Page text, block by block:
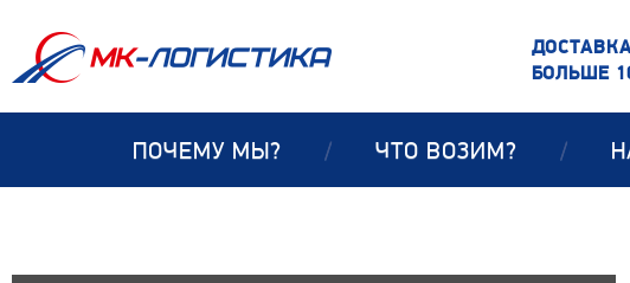
БОЛЬШЕ
ПОЧЕМУ МЫ? / ЧТО ВОЗИМ? /